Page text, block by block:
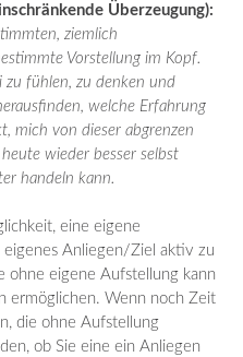
Überzeugung):
ziemlich
Vorstellung im Kopf.
fühlen, zu denken und
welche Erfahrung
mich von dieser abgrenzen
wieder besser selbst
handeln kann.
eine eigene
Anliegen/Ziel aktiv zu
ohne eigene Aufstellung kann
ermöglichen. Wenn noch Zeit
die ohne Aufstellung
ob Sie eine ein Anliegen